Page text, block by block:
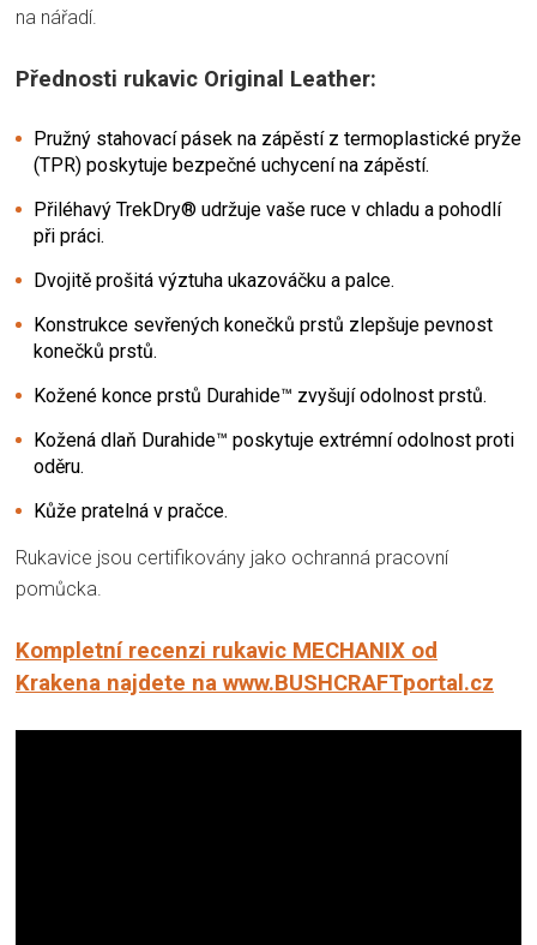
na nářadí.
Přednosti rukavic Original Leather:
Pružný stahovací pásek na zápěstí z termoplastické pryže
(TPR) poskytuje bezpečné uchycení na zápěstí.
Přiléhavý TrekDry® udržuje vaše ruce v chladu a pohodlí
při práci.
Dvojitě prošitá výztuha ukazováčku a palce.
Konstrukce sevřených konečků prstů zlepšuje pevnost
konečků prstů.
Kožené konce prstů Durahide™ zvyšují odolnost prstů.
Kožená dlaň Durahide™ poskytuje extrémní odolnost proti
oděru.
Kůže pratelná v pračce.
Rukavice jsou certifikovány jako ochranná pracovní
pomůcka.
Kompletní recenzi rukavic MECHANIX od
Krakena najdete na www.BUSHCRAFTportal.cz